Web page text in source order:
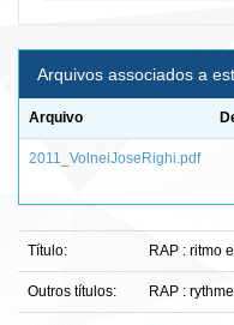
Arquivos associados a
Arquivo
2011_VolneiJoseRighi.pdf
Título: RAP : ritmo
Outros títulos: RAP :